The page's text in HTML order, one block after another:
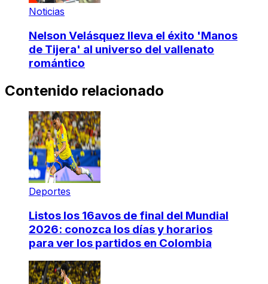
Noticias
Nelson Velásquez lleva el éxito 'Manos
de Tijera' al universo del vallenato
romántico
Contenido relacionado
Deportes
Listos los 16avos de final del Mundial
2026: conozca los días y horarios
para ver los partidos en Colombia